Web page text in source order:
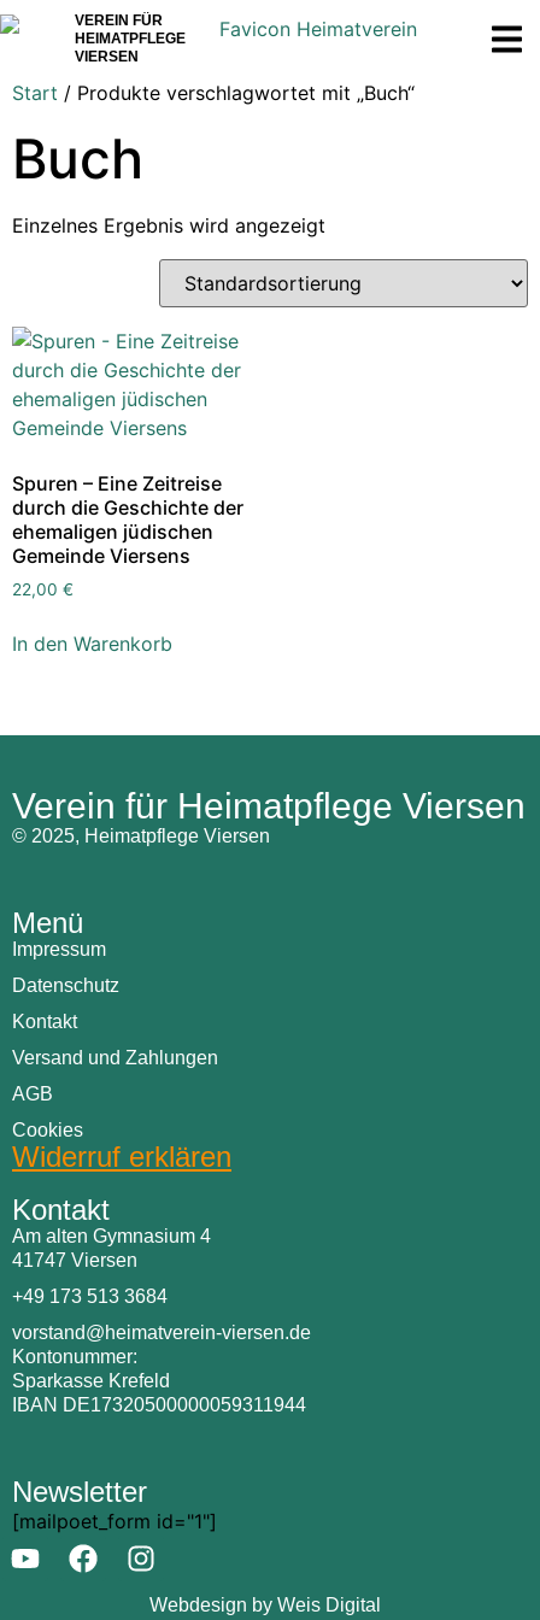
VEREIN FÜR
HEIMATPFLEGE
VIERSEN
Start / Produkte verschlagwortet mit „Buch“
Buch
Einzelnes Ergebnis wird angezeigt
Spuren – Eine Zeitreise
durch die Geschichte der
ehemaligen jüdischen
Gemeinde Viersens
22,00 €
In den Warenkorb
Verein für Heimatpflege Viersen
© 2025, Heimatpflege Viersen
Menü
Impressum
Datenschutz
Kontakt
Versand und Zahlungen
AGB
Cookies
Widerruf erklären
Kontakt
Am alten Gymnasium 4
41747 Viersen
+49 173 513 3684
vorstand@heimatverein-viersen.de
Kontonummer:
Sparkasse Krefeld
IBAN DE17320500000059311944
Newsletter
[mailpoet_form id="1"]
Webdesign by Weis Digital